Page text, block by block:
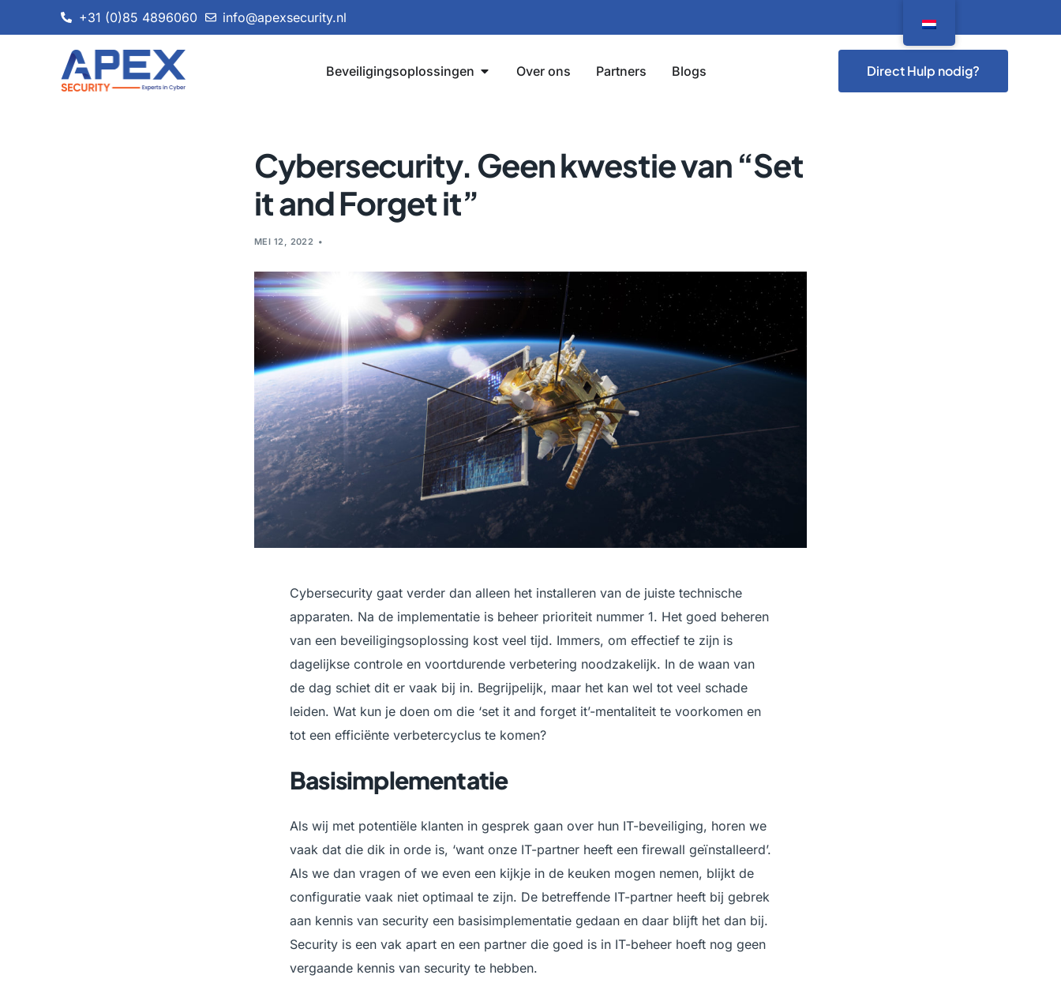
+31 (0)85 4896060 info@apexsecurity.nl
Beveiligingsoplossingen Over ons Partners Blogs Direct Hulp nodig?
Cybersecurity. Geen kwestie van “Set
it and Forget it”
MEI 12, 2022
Cybersecurity gaat verder dan alleen het installeren van de juiste technische
apparaten. Na de implementatie is beheer prioriteit nummer 1. Het goed beheren
van een beveiligingsoplossing kost veel tijd. Immers, om effectief te zijn is
dagelijkse controle en voortdurende verbetering noodzakelijk. In de waan van
de dag schiet dit er vaak bij in. Begrijpelijk, maar het kan wel tot veel schade
leiden. Wat kun je doen om die ‘set it and forget it’-mentaliteit te voorkomen en
tot een efficiënte verbetercyclus te komen?
Basisimplementatie
Als wij met potentiële klanten in gesprek gaan over hun IT-beveiliging, horen we
vaak dat die dik in orde is, ‘want onze IT-partner heeft een firewall geïnstalleerd’.
Als we dan vragen of we even een kijkje in de keuken mogen nemen, blijkt de
configuratie vaak niet optimaal te zijn. De betreffende IT-partner heeft bij gebrek
aan kennis van security een basisimplementatie gedaan en daar blijft het dan bij.
Security is een vak apart en een partner die goed is in IT-beheer hoeft nog geen
vergaande kennis van security te hebben.